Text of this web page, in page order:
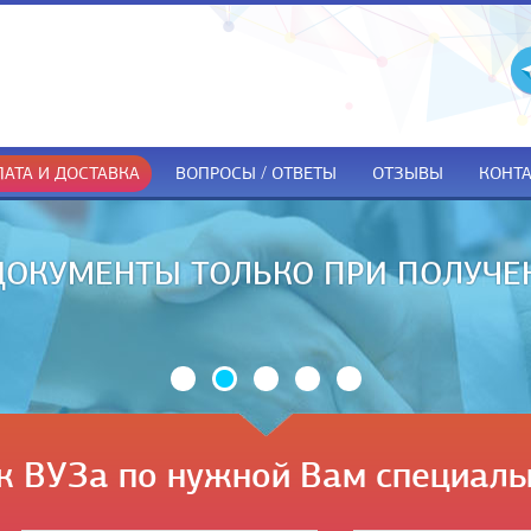
И ДОСТАВКА ВОПРОСЫ / ОТВЕТЫ ОТЗЫВЫ
ТОЛЬКО ПРИ
ВУЗа по нужной Вам